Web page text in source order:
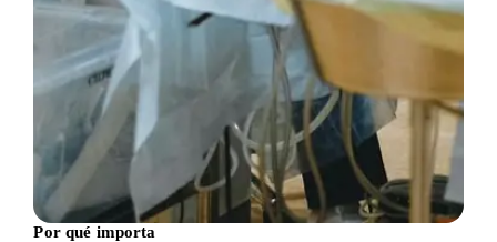
Por qué importa